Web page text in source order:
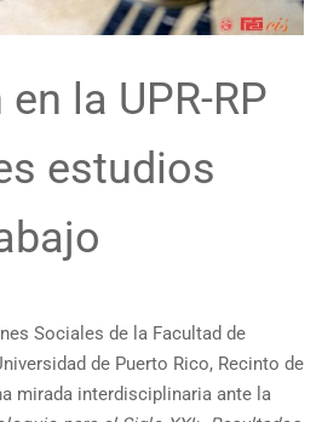
la UPR-RP
estudios
Sociales de la Facultad de
de Puerto Rico, Recinto de
mirada interdisciplinaria ante la